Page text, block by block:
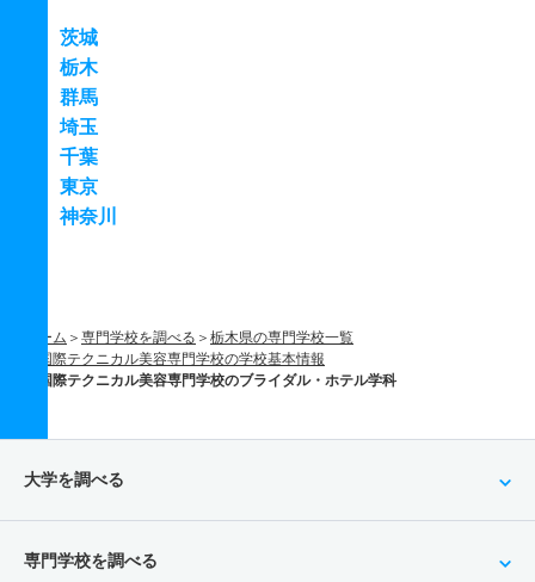
茨城
栃木
群馬
埼玉
千葉
東京
神奈川
ホーム 専門学校を調べる
栃木県の専門学校一覧
国際テクニカル美容専門学校の学校基本情報
国際テクニカル美容専門学校のブライダル・ホテル学科
大学を調べる
専門学校を調べる